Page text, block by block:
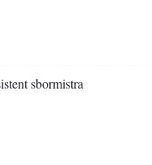
sbormistra